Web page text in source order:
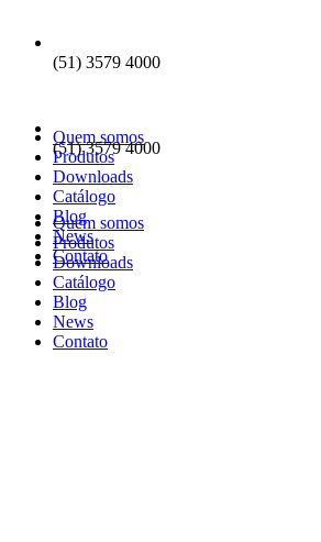
(51) 3579 4000
Quem somos
Produtos
Downloads
Catálogo
Blog
News
Contato
(51) 3579 4000
Quem somos
Produtos
Downloads
Catálogo
Blog
News
Contato